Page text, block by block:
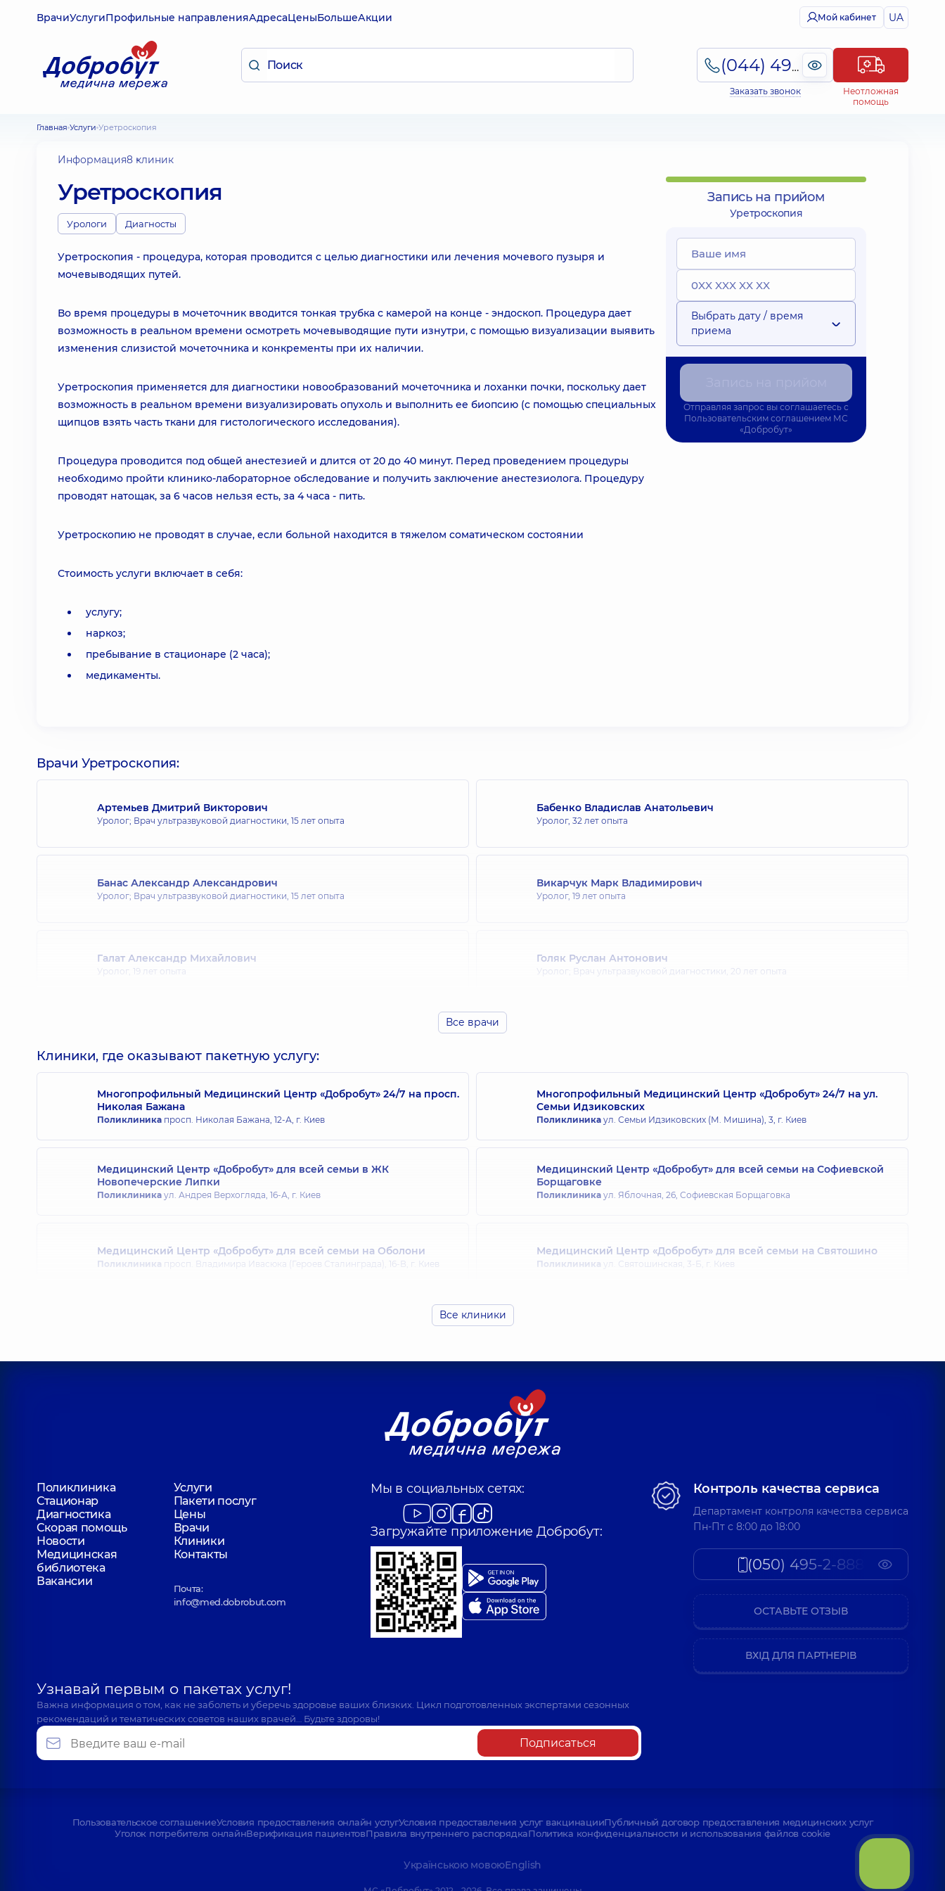
ВрачиУслугиПрофильные направленияАдресаЦеныБольшеАкции Мой кабинет UA
(044) 495-2-888
Заказать звонок
Неотложная
помощь
Главная Услуги Уретроскопия
Информация8 клиник
Уретроскопия
Урологи Диагносты
Уретроскопия - процедура, которая проводится с целью диагностики или лечения мочевого пузыря и
мочевыводящих путей.
Во время процедуры в мочеточник вводится тонкая трубка с камерой на конце - эндоскоп. Процедура дает
возможность в реальном времени осмотреть мочевыводящие пути изнутри, с помощью визуализации выявить
изменения слизистой мочеточника и конкременты при их наличии.
Уретроскопия применяется для диагностики новообразований мочеточника и лоханки почки, поскольку дает
возможность в реальном времени визуализировать опухоль и выполнить ее биопсию (с помощью специальных
щипцов взять часть ткани для гистологического исследования).
Процедура проводится под общей анестезией и длится от 20 до 40 минут. Перед проведением процедуры
необходимо пройти клинико-лабораторное обследование и получить заключение анестезиолога. Процедуру
проводят натощак, за 6 часов нельзя есть, за 4 часа - пить.
Уретроскопию не проводят в случае, если больной находится в тяжелом соматическом состоянии
Стоимость услуги включает в себя:
услугу;
наркоз;
пребывание в стационаре (2 часа);
медикаменты.
Запись на прийом
Уретроскопия
Выбрать дату / время
приема
Отправляя запрос вы соглашаетесь с
Пользовательским соглашением МС
«Добробут»
Врачи Уретроскопия:
Артемьев Дмитрий Викторович
Уролог; Врач ультразвуковой диагностики, 15 лет опыта
Бабенко Владислав Анатольевич
Уролог, 32 лет опыта
Банас Александр Александрович
Уролог; Врач ультразвуковой диагностики, 15 лет опыта
Викарчук Марк Владимирович
Уролог, 19 лет опыта
Галат Александр Михайлович
Уролог, 19 лет опыта
Голяк Руслан Антонович
Уролог; Врач ультразвуковой диагностики, 20 лет опыта
Хабенец Олег Сергеевич
Уролог,15 лет опыта
Чумак Александр Анатольевич
Уролог; Врач ультразвуковой диагностики,25 лет опыта
Все врачи
Клиники, где оказывают пакетную услугу:
Многопрофильный Медицинский Центр «Добробут» 24/7 на просп.
Николая Бажана
Поликлиника просп. Николая Бажана, 12-А, г. Киев
Многопрофильный Медицинский Центр «Добробут» 24/7 на ул.
Семьи Идзиковских
Поликлиника ул. Семьи Идзиковских (М. Мишина), 3, г. Киев
Медицинский Центр «Добробут» для всей семьи в ЖК
Новопечерские Липки
Поликлиника ул. Андрея Верхогляда, 16-А, г. Киев
Медицинский Центр «Добробут» для всей семьи на Софиевской
Борщаговке
Поликлиника ул. Яблочная, 26, Софиевская Борщаговка
Медицинский Центр «Добробут» для всей семьи на Оболони
Поликлиника просп. Владимира Ивасюка (Героев Сталинграда), 16-В, г. Киев
Медицинский Центр «Добробут» для всей семьи на Святошино
Поликлиника ул. Святошинская, 3-Б, г. Киев
Все клиники
Поликлиника
Услуги
Стационар
Пакети послуг
Диагностика
Цены
Скорая помощь
Врачи
Новости
Клиники
Медицинская
библиотека
Контакты
Вакансии
Почта:
info@med.dobrobut.com
Мы в социальных сетях:
Загружайте приложение Добробут:
Узнавай первым о пакетах услуг!
Важна информация о том, как не заболеть и уберечь здоровье ваших близких. Цикл подготовленных экспертами сезонных
рекомендаций и тематических советов наших врачей… Будьте здоровы!
Подписаться
Контроль качества сервиса
Департамент контроля качества сервиса
Пн-Пт c 8:00 до 18:00
(050) 495-2-888
ОСТАВЬТЕ ОТЗЫВ
ВХІД ДЛЯ ПАРТНЕРІВ
Пользовательское соглашениеУсловия предоставления онлайн услугУсловия предоставления услуг вакцинацииПубличный договор предоставления медицинских услуг
Уголок потребителя онлайнВерификация пациентовПравила внутреннего распорядкаПолитика конфиденциальности и использования файлов cookie
Українською мовоюEnglish